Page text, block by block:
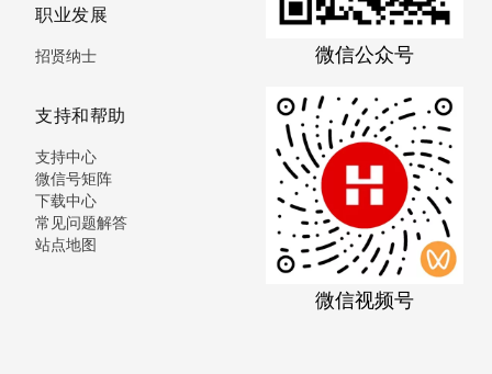
职业发展
招贤纳士
支持和帮助
支持中心
微信号矩阵
下载中心
常见问题解答
站点地图
微信公众号
微信视频号